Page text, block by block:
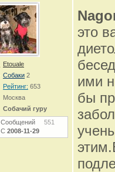
Etouale
Собаки 2
Рейтинг: 653
Москва
Собачий гуру
Сообщений 551
С 2008-11-29
это
ими
бы